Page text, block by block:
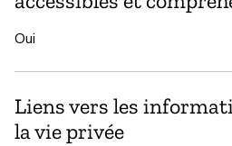
Oui
Liens vers les
la vie privée